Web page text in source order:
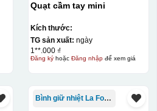
Quạt cầm tay mini
Kích thước:
TG sản xuất: ngày
1**.000 ₫
Đăng kýhoặc Đăng nhậpđể xem giá
Bình giữ nhiệt La Fonte